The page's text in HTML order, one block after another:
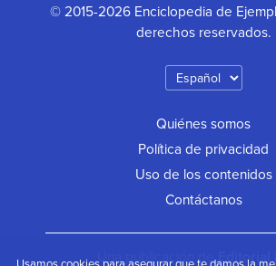
© 2015-2026 Enciclopedia de
derechos reservados.
Quiénes somos
Política de privacidad
Uso de los contenidos
Contáctanos
Una publicación deEditorial